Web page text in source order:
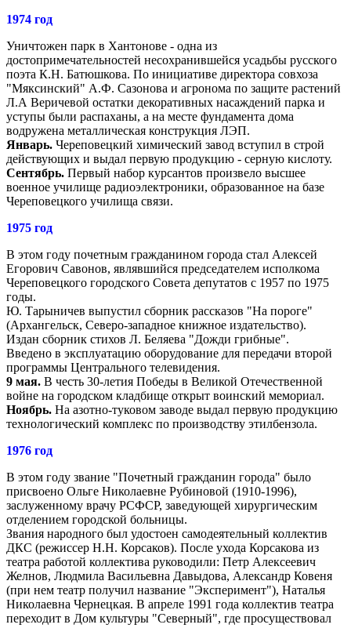
1974 год
Уничтожен парк в Хантонове - одна из
достопримечательностей несохранившейся усадьбы русского
поэта К.Н. Батюшкова. По инициативе директора совхоза
"Мяксинский" А.Ф. Сазонова и агронома по защите растений
Л.А Веричевой остатки декоративных насаждений парка и
уступы были распаханы, а на месте фундамента дома
водружена металлическая конструкция ЛЭП.
Январь. Череповецкий химический завод вступил в строй
действующих и выдал первую продукцию - серную кислоту.
Сентябрь. Первый набор курсантов произвело высшее
военное училище радиоэлектроники, образованное на базе
Череповецкого училища связи.
1975 год
В этом году почетным гражданином города стал Алексей
Егорович Савонов, являвшийся председателем исполкома
Череповецкого городского Совета депутатов с 1957 по 1975
годы.
Ю. Тарыничев выпустил сборник рассказов "На пороге"
(Архангельск, Северо-западное книжное издательство).
Издан сборник стихов Л. Беляева "Дожди грибные".
Введено в эксплуатацию оборудование для передачи второй
программы Центрального телевидения.
9 мая. В честь 30-летия Победы в Великой Отечественной
войне на городском кладбище открыт воинский мемориал.
Ноябрь. На азотно-туковом заводе выдал первую продукцию
технологический комплекс по производству этилбензола.
1976 год
В этом году звание "Почетный гражданин города" было
присвоено Ольге Николаевне Рубиновой (1910-1996),
заслуженному врачу РСФСР, заведующей хирургическим
отделением городской больницы.
Звания народного был удостоен самодеятельный коллектив
ДКС (режиссер Н.Н. Корсаков). После ухода Корсакова из
театра работой коллектива руководили: Петр Алексеевич
Желнов, Людмила Васильевна Давыдова, Александр Ковеня
(при нем театр получил название "Эксперимент"), Наталья
Николаевна Чернецкая. В апреле 1991 года коллектив театра
переходит в Дом культуры "Северный", где просуществовал